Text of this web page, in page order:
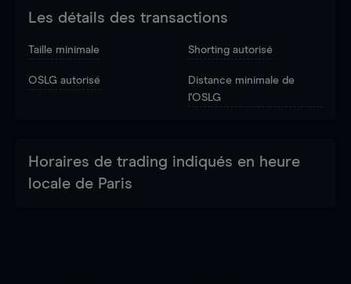
Les détails des transactions
Taille minimale Shorting autorisé
OSLG autorisé
Distance minimale de
l'OSLG
Horaires de trading indiqués en heure
locale de Paris